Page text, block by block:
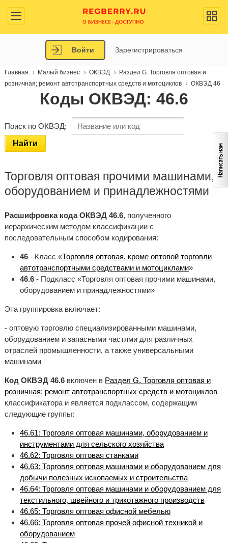
Войти Зарегистрироваться
Главная Малый бизнес ОКВЭД
Раздел G. Торговля оптовая и
розничная; ремонт автотранспортных средств и мотоциклов
ОКВЭД 46
Коды ОКВЭД: 46.6
Поиск по ОКВЭД:
Найти
Торговля оптовая прочими машинами,
оборудованием и принадлежностями
Расшифровка кода ОКВЭД 46.6, полученного
иерархическим методом классификации с
последовательным способом кодирования:
46- Класс «Торговля оптовая, кроме оптовой торговли
автотранспортными средствами и мотоциклами»
46.6- Подкласс «Торговля оптовая прочими машинами,
оборудованием и принадлежностями»
Эта группировка включает:
- оптовую торговлю специализированными машинами,
оборудованием и запасными частями для различных
отраслей промышленности, а также универсальными
машинами
Код ОКВЭД 46.6включен в Раздел G. Торговля оптовая и
розничная; ремонт автотранспортных средств и мотоциклов
классификатора и является подклассом, содержащим
следующие группы:
46.61: Торговля оптовая машинами, оборудованием и
инструментами для сельского хозяйства
46.62: Торговля оптовая станками
46.63: Торговля оптовая машинами и оборудованием для
добычи полезных ископаемых и строительства
46.64: Торговля оптовая машинами и оборудованием для
текстильного, швейного и трикотажного производств
46.65: Торговля оптовая офисной мебелью
46.66: Торговля оптовая прочей офисной техникой и
оборудованием